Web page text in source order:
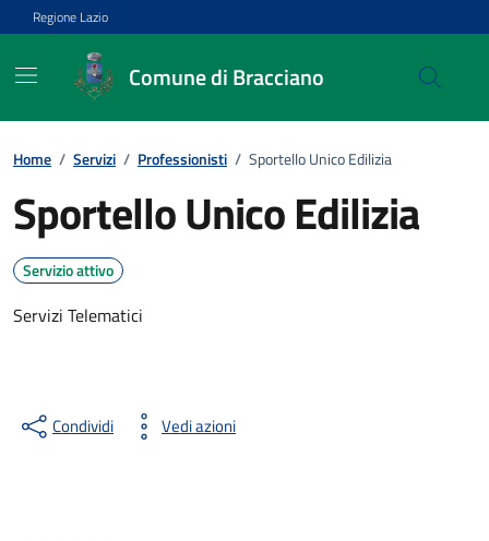
Vai ai contenuti
Vai al footer
Regione Lazio
Comune di Bracciano
Home / Servizi / Professionisti / Sportello Unico Edilizia
Sportello Unico Edilizia
Servizio attivo
Servizi Telematici
Condividi Vedi azioni